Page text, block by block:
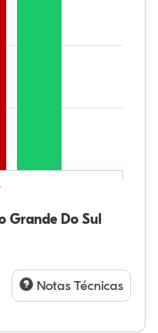
Grande Do Sul
Notas Técnicas